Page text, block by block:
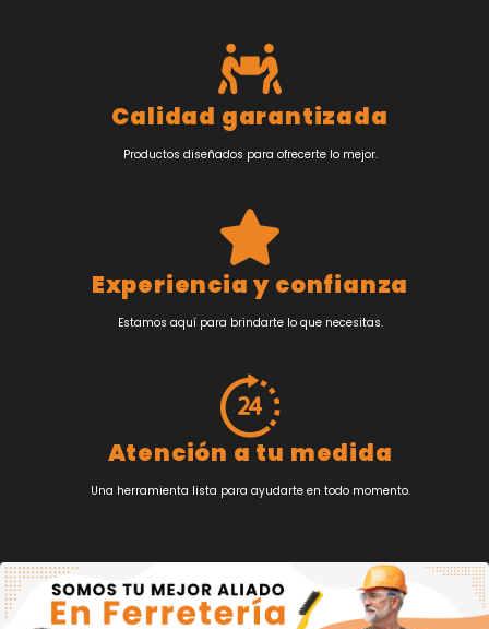
Calidad garantizada
Productos diseñados para ofrecerte lo mejor.
Experiencia y confianza
Estamos aquí para brindarte lo que necesitas.
Atención a tu medida
Una herramienta lista para ayudarte en todo momento.